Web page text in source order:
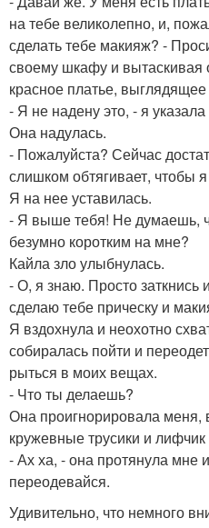
на тебе великолепно, и,
сделать тебе макияж? -
своему шкафу и вытаскивая
красное платье,
- Я не надену это, - я
Она надулась.
- Пожалуйста? Сейчас
слишком обтягивает, чтобы
Я на нее уставилась.
- Я выше тебя! Не думаешь,
безумно коротким на мне?
Кайла зло улыбнулась.
- О, я знаю. Просто заткнись
сделаю тебе прическу и
Я вздохнула и неохотно
собиралась пойти и
рыться в моих вещах.
- Что ты делаешь?
Она проигнорировала меня,
кружевные трусики и лифчик
- Ах ха, - она протянула мне
переодевайся.
Удивительно, что немного